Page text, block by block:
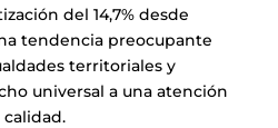
del 14,7% desde
tendencia preocupante
territoriales y
universal a una atención